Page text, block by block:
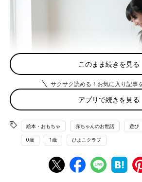
首すわり前の赤ちゃんにもできる全身運動
つながりますよ。ママが両脚を広げて床に
を敷いてその上に赤ちゃんをあお向けに乗
とやさしく声をかけながらゆっくりバスタ
このまま続きを見る
サクサク読める！お気に入り記事
アプリで続きを見る
絵本・おもちゃ 赤ちゃんのお世話 遊び
0歳 1歳 ひよこクラブ